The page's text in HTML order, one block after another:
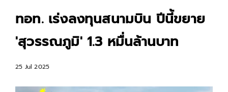
ทอท. เร่งลงทุนสนามบิน ปีนี้ขยาย
'สุวรรณภูมิ' 1.3 หมื่นล้านบาท
25 Jul 2025